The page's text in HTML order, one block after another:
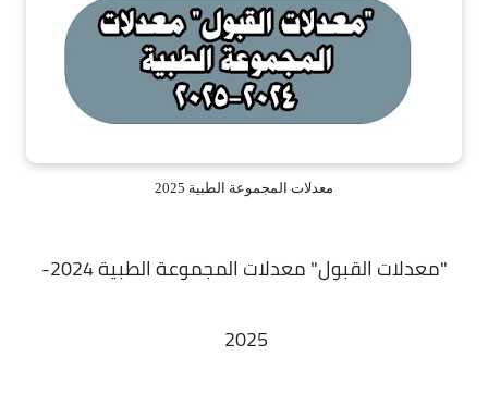
معدلات المجموعة الطبية 2025
"معدلات القبول" معدلات المجموعة الطبية 2024-
2025